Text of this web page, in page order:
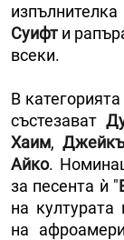
изпълнителка
Суифт и
всеки.
В категорията
състезават
Хаим,
Айко.
за песента ѝ "
на културата
на